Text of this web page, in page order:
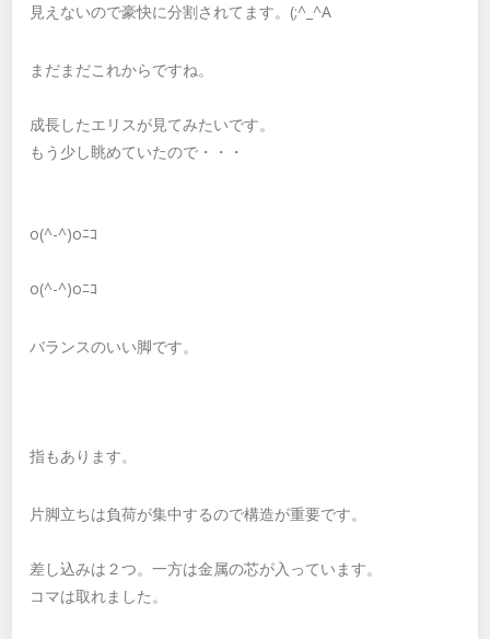
見えないので豪快に分割されてます。(;^_^A
まだまだこれからですね。
成長したエリスが見てみたいです。
もう少し眺めていたので・・・
o(^-^)oﾆｺ
o(^-^)oﾆｺ
バランスのいい脚です。
指もあります。
片脚立ちは負荷が集中するので構造が重要です。
差し込みは２つ。一方は金属の芯が入っています。
コマは取れました。